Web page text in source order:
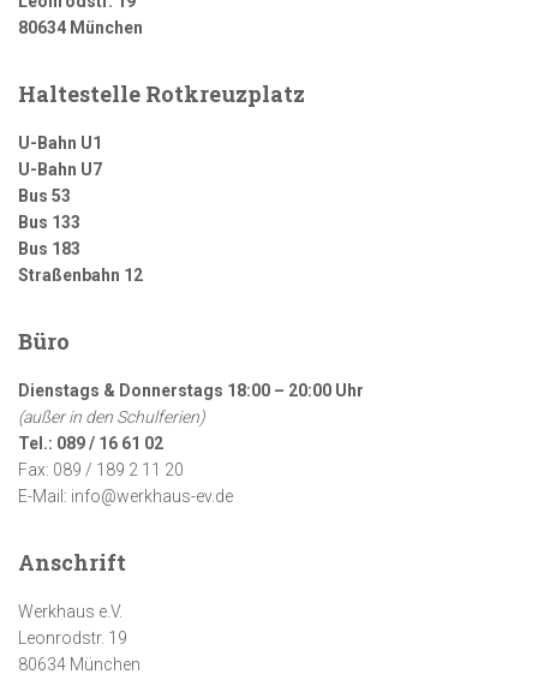
80634 München
Haltestelle Rotkreuzplatz
U-Bahn U1
U-Bahn U7
Bus 53
Bus 133
Bus 183
Straßenbahn 12
Büro
Dienstags & Donnerstags 18:00 – 20:00 Uhr
(außer in den Schulferien)
Tel.: 089 / 16 61 02
Fax: 089 / 189 2 11 20
E-Mail: info@werkhaus-ev.de
Anschrift
Werkhaus e.V.
Leonrodstr. 19
80634 München